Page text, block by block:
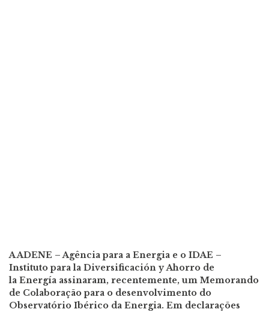
A ADENE – Agência para a Energia e o IDAE –
Instituto para la Diversificación y Ahorro de
la Energía assinaram, recentemente, um Memorando
de Colaboração para o desenvolvimento do
Observatório Ibérico da Energia. Em declarações